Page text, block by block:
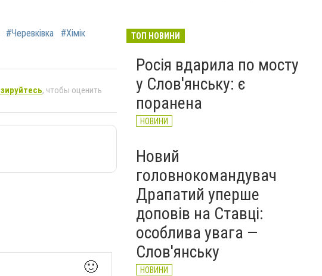
#Черевківка
#Хімік
, чтобы оценить
🙂
великої війни: 6 серпня
ТОП НОВИНИ
Росія вдарила по мосту
у Слов'янську: є
поранена
НОВИНИ
Новий
головнокомандувач
Драпатий уперше
доповів на Ставці:
особлива увага —
Слов'янську
НОВИНИ